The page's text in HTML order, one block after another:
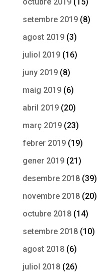
setembre 2019(8)
agost 2019(3)
juliol 2019(16)
juny 2019(8)
maig 2019(6)
abril 2019(20)
març 2019(23)
febrer 2019(19)
gener 2019(21)
desembre 2018(39)
novembre 2018(20)
octubre 2018(14)
setembre 2018(10)
agost 2018(6)
juliol 2018(26)